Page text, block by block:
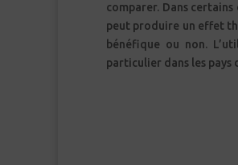
comparer. Dans
peut produire un effet thérapeutique dit «effet placebo», le malade le considérant comme un médicament, avec un effet
particulier dans les pays